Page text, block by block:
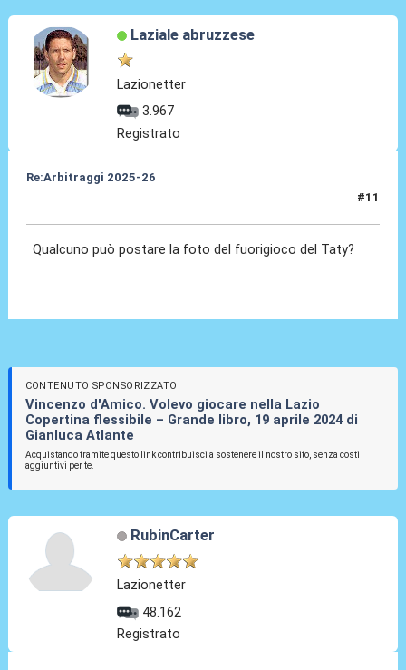
Laziale abruzzese
Lazionetter
3.967
Registrato
Re:Arbitraggi 2025-26
#11
Qualcuno può postare la foto del fuorigioco del Taty?
CONTENUTO SPONSORIZZATO
Vincenzo d'Amico. Volevo giocare nella Lazio
Copertina flessibile – Grande libro, 19 aprile 2024 di
Gianluca Atlante
Acquistando tramite questo link contribuisci a sostenere il nostro sito, senza costi
aggiuntivi per te.
RubinCarter
Lazionetter
48.162
Registrato